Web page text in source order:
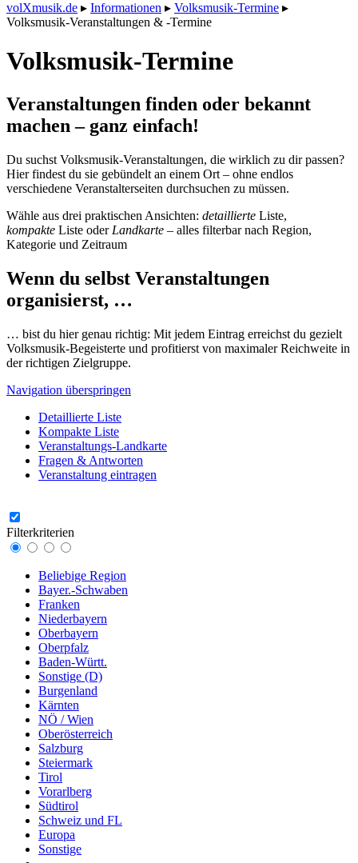
volXmusik.de ▸ Informationen ▸ Volksmusik-Termine ▸
Volksmusik-Veranstaltungen & -Termine
Volksmusik-Termine
Veranstaltungen finden oder bekannt
machen – ganz einfach!
Du suchst Volksmusik-Veranstaltungen, die wirklich zu dir passen?
Hier findest du sie gebündelt an einem Ort – ohne endlos
verschiedene Veranstalterseiten durchsuchen zu müssen.
Wähle aus drei praktischen Ansichten: detaillierte Liste,
kompakte Liste oder Landkarte – alles filterbar nach Region,
Kategorie und Zeitraum
Wenn du selbst Veranstaltungen
organisierst, …
… bist du hier genau richtig: Mit jedem Eintrag erreichst du gezielt
Volksmusik-Begeisterte und profitierst von maximaler Reichweite in
der richtigen Zielgruppe.
Navigation überspringen
Detaillierte Liste
Kompakte Liste
Veranstaltungs-Landkarte
Fragen & Antworten
Veranstaltung eintragen
Filterkriterien
Beliebige Region
Bayer.-Schwaben
Franken
Niederbayern
Oberbayern
Oberpfalz
Baden-Württ.
Sonstige (D)
Burgenland
Kärnten
NÖ / Wien
Oberösterreich
Salzburg
Steiermark
Tirol
Vorarlberg
Südtirol
Schweiz und FL
Europa
Sonstige